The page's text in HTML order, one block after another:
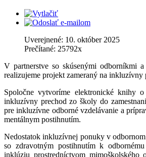
Uverejnené: 10. október 2025
Prečítané: 25792x
V partnerstve so skúsenými odborníkmi
realizujeme projekt zameraný na inkluzívny
Spoločne vytvoríme elektronické knihy
inkluzívny prechod zo školy do
pre inkluzívne odborné vzdelávanie a
mentálnym postihnutím.
Nedostatok inkluzívnej ponuky v
so zdravotným postihnutím k
inklúziu prostredníctvom